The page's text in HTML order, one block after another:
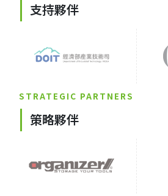
支持夥伴
STRATEGIC PARTNERS
策略夥伴